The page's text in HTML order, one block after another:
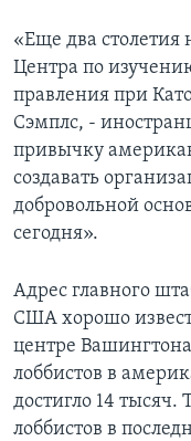
«Еще два столетия
Центра по
правления при
Сэмплс, -
привычку
создавать
добровольной
сегодня».
Адрес главного
США хорошо
центре
лоббистов в
достигло 14 тысяч.
лоббистов в